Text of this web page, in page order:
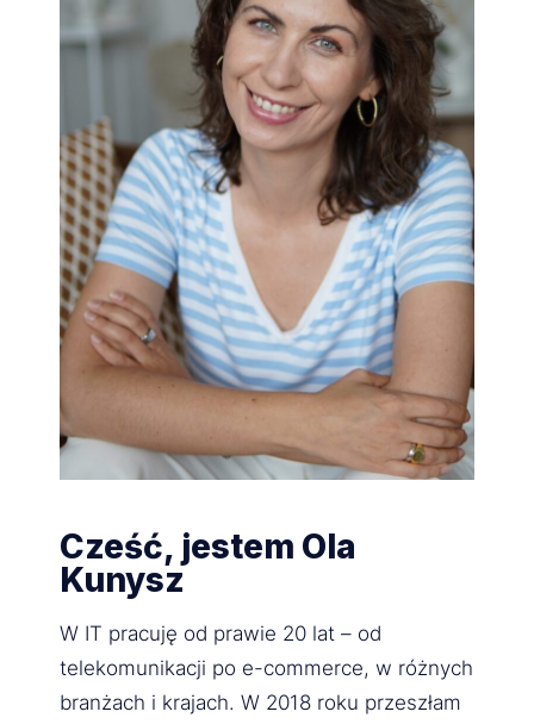
Cześć, jestem Ola
Kunysz
W IT pracuję od prawie 20 lat – od
telekomunikacji po e-commerce, w różnych
branżach i krajach. W 2018 roku przeszłam